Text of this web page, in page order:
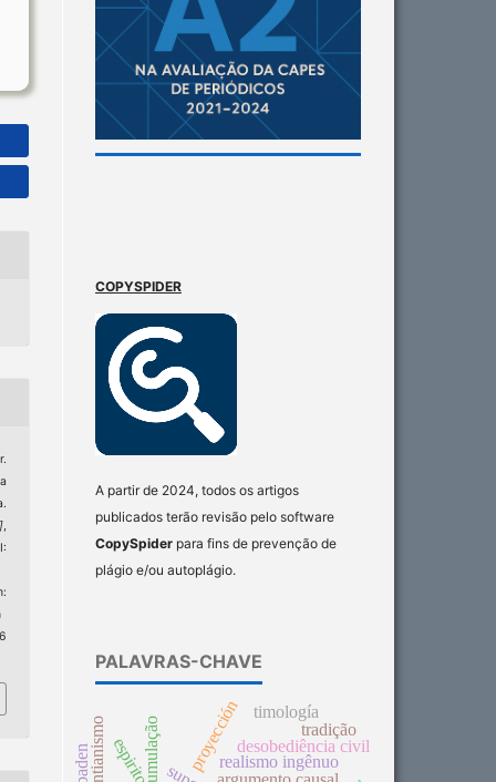
,
COPYSPIDER
A partir de 2024, todos os artigos
publicados terão revisão pelo software
CopySpider para fins de prevenção de
plágio e/ou autoplágio.
PALAVRAS-CHAVE
proyecciónrealismo ingênuo
espirito desobediência civil
tradição
timología